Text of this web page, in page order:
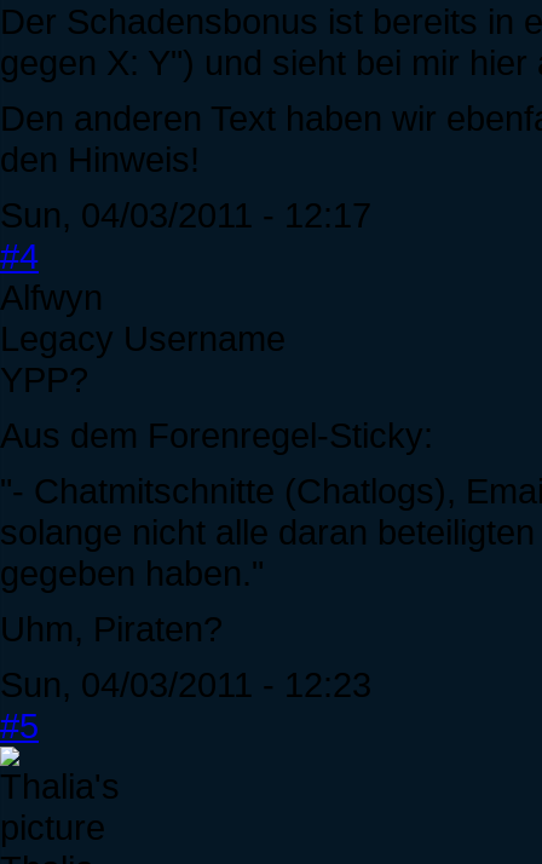
Der Schadensbonus ist bereits in
gegen X: Y") und sieht bei mir
Den anderen Text haben wir
den Hinweis!
Sun, 04/03/2011 - 12:17
#4
Alfwyn
Legacy Username
YPP?
Aus dem Forenregel-Sticky:
"- Chatmitschnitte (Chatlogs),
solange nicht alle daran
gegeben haben."
Uhm, Piraten?
Sun, 04/03/2011 - 12:23
#5